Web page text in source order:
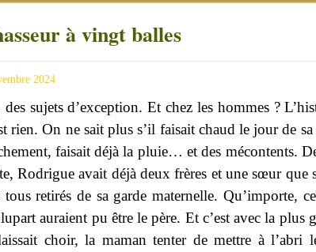
à vingt balles
2024
sujets d’exception. Et chez les hommes ?
rien. On ne sait plus s’il faisait chaud le jour de
faisait déjà la pluie… et des mécontents.
Rodrigue avait déjà deux frères et une sœur que
retirés de sa garde maternelle. Qu’importe,
auraient pu être le père. Et c’est avec la plus
choir, la maman tenter de mettre à